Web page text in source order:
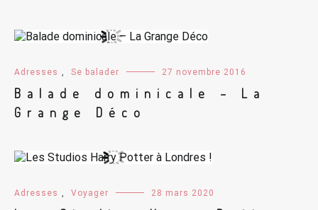
Adresses Se balader 27 novembre 2016
Balade dominicale – La
Grange Déco
Adresses Voyager 28 mars 2020